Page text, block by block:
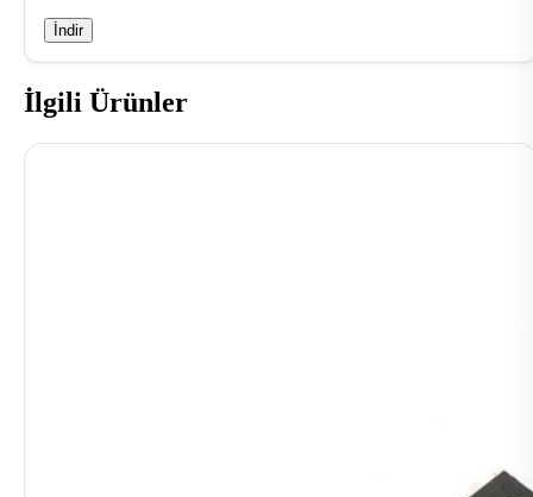
İndir
İlgili Ürünler